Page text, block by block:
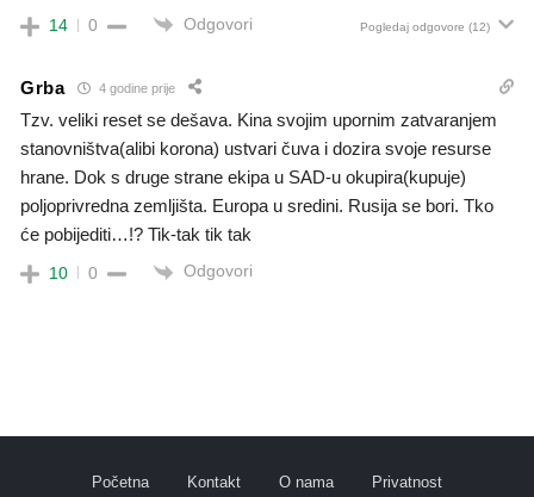
14 0 Odgovori Pogledaj odgovore (12)
Grba 4 godine prije
Tzv. veliki reset se dešava. Kina svojim upornim zatvaranjem
stanovništva(alibi korona) ustvari čuva i dozira svoje resurse
hrane. Dok s druge strane ekipa u SAD-u okupira(kupuje)
poljoprivredna zemljišta. Europa u sredini. Rusija se bori. Tko
će pobijediti…!? Tik-tak tik tak
10 0 Odgovori
Početna Kontakt O nama Privatnost